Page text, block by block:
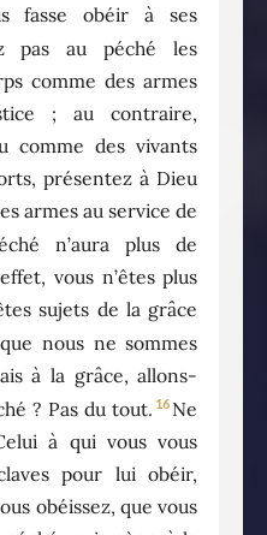
fasse obéir à ses
pas au péché les
comme des armes
; au contraire,
comme des vivants
présentez à Dieu
armes au service de
n’aura plus de
vous n’êtes plus
sujets de la grâce
nous ne sommes
à la grâce, allons-
? Pas du tout. 16 Ne
à qui vous vous
pour lui obéir,
obéissez, que vous